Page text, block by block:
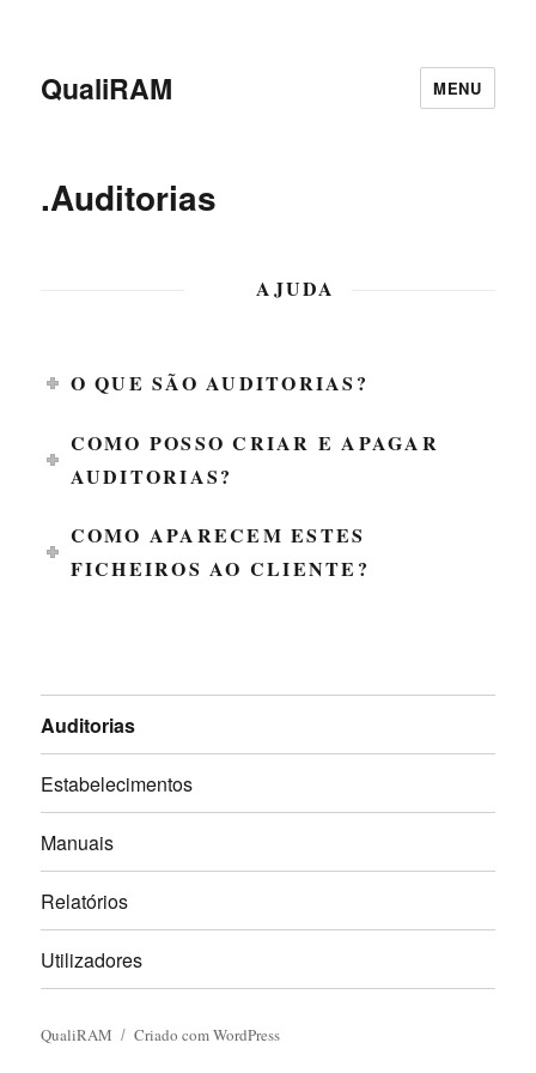
QualiRAM MENU
.Auditorias
AJUDA
O QUE SÃO AUDITORIAS?
COMO POSSO CRIAR E APAGAR
AUDITORIAS?
COMO APARECEM ESTES
FICHEIROS AO CLIENTE?
Auditorias
Estabelecimentos
Manuais
Relatórios
Utilizadores
QualiRAM Criado com WordPress